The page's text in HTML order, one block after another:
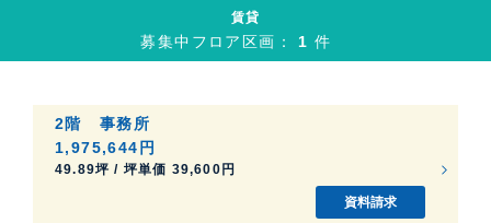
賃貸
募集中フロア区画： 1件
2階 事務所
1,975,644円
49.89坪 / 坪単価 39,600円
資料請求